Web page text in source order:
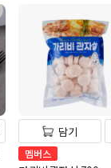
담기
멤버스